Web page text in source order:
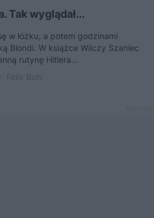
Tak wyglądał...
w łóżku, a potem godzinami
Blondi. W książce Wilczy Szaniec
rutynę Hitlera...